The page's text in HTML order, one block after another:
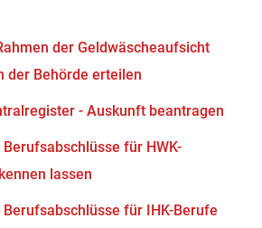
der Geldwäscheaufsicht
der Behörde erteilen
- Auskunft beantragen
für HWK-
lassen
für IHK-Berufe